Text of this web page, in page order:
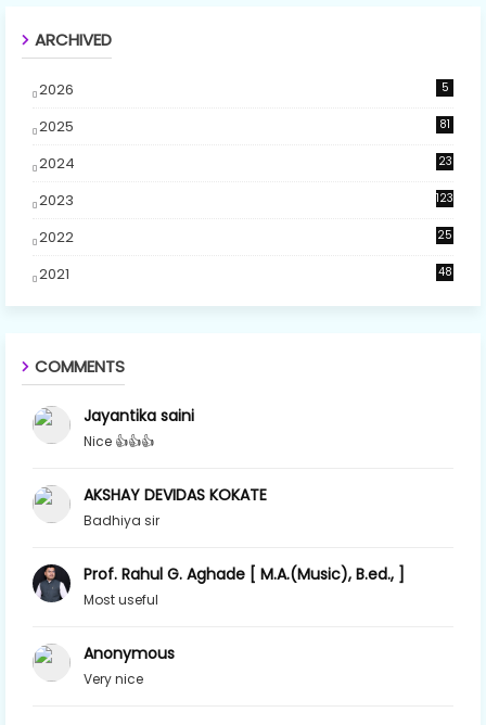
ARCHIVED
2026 5
2025 81
2024
23
2023 123
2022 25
2021 48
COMMENTS
Jayantika saini
Nice 👍👍👍
AKSHAY DEVIDAS KOKATE
Badhiya sir
Prof. Rahul G. Aghade [ M.A.(Music), B.ed., ]
Most useful
Anonymous
Very nice